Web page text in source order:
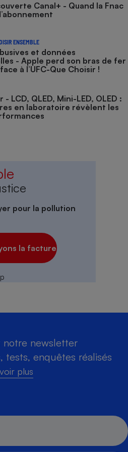
Canal+ - Quand la Fnac
ENSEMBLE
et données
- Apple perd son bras de fer
à l’UFC-Que Choisir !
- LCD, QLED, Mini-LED, OLED :
en laboratoire révèlent les
pour la pollution
la facture
notre newsletter
tests, enquêtes réalisés
plus